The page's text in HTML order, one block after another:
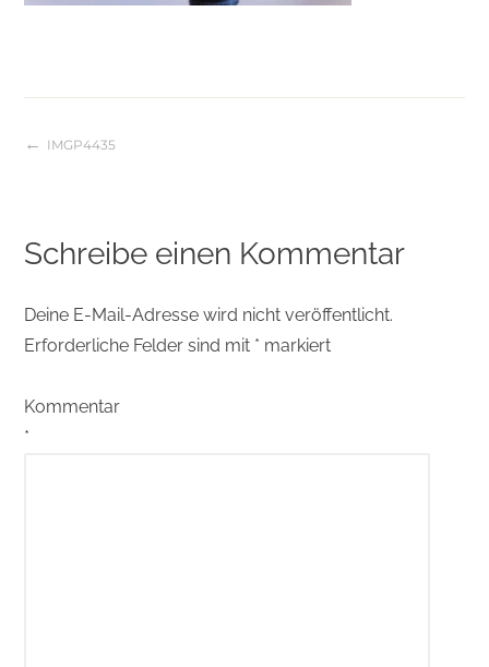
Beitragsnavigation
IMGP4435
Schreibe einen Kommentar
Deine E-Mail-Adresse wird nicht veröffentlicht.
Erforderliche Felder sind mit * markiert
Kommentar
*